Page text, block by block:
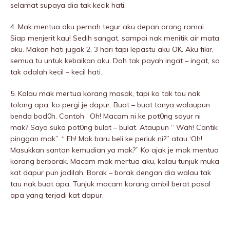
seIamat supaya dia tak kecik hati.
4. Mak mentua aku pernah tegur aku depan orang ramai.
Siap menjerit kau! Sedih sangat, sampai nak menitik air mata
aku. Makan hati jugak 2, 3 hari tapi lepastu aku OK. Aku fikir,
semua tu untuk kebaikan aku. Dah tak payah ingat – ingat, so
tak adalah kecil – kecil hati.
5. Kalau mak mertua korang masak, tapi ko tak tau nak
tolong apa, ko pergi je dapur. Buat – buat tanya walaupun
benda bod0h. Contoh ‘ Oh! Macam ni ke pot0ng sayur ni
mak? Saya suka pot0ng bulat – bulat. Ataupun “ Wah! Cantik
pinggan mak”. “ Eh! Mak baru beli ke periuk ni?” atau ‘Oh!
Masukkan santan kemudian ya mak?” Ko ajak je mak mentua
korang berborak. Macam mak mertua aku, kalau tunjuk muka
kat dapur pun jadilah. Borak – borak dengan dia walau tak
tau nak buat apa. Tunjuk macam korang ambil berat pasal
apa yang terjadi kat dapur.